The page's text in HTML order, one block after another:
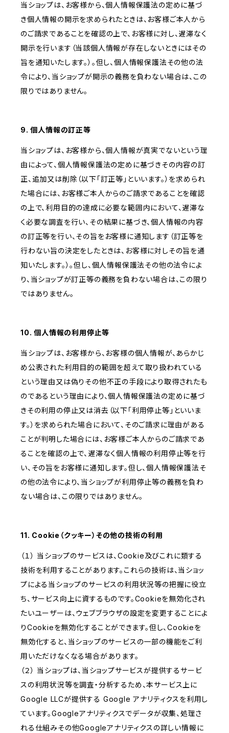
当ショップは、お客様から、個人情報保護法の定めに基づ
き個人情報の開示を求められたときは、お客様ご本人から
のご請求であることを確認の上で、お客様に対し、遅滞なく
開示を行います（当該個人情報が存在しないときにはその
旨を通知いたします。）。但し、個人情報保護法その他の法
令により、当ショップが開示の義務を負わない場合は、この
限りではありません。
9. 個人情報の訂正等
当ショップは、お客様から、個人情報が真実でないという理
由によって、個人情報保護法の定めに基づきその内容の訂
正、追加又は削除（以下「訂正等」といいます。）を求められ
た場合には、お客様ご本人からのご請求であることを確認
の上で、利用目的の達成に必要な範囲内において、遅滞な
く必要な調査を行い、その結果に基づき、個人情報の内容
の訂正等を行い、その旨をお客様に通知します（訂正等を
行わない旨の決定をしたときは、お客様に対しその旨を通
知いたします。）。但し、個人情報保護法その他の法令によ
り、当ショップが訂正等の義務を負わない場合は、この限り
ではありません。
10. 個人情報の利用停止等
当ショップは、お客様から、お客様の個人情報が、あらかじ
め公表された利用目的の範囲を超えて取り扱われている
という理由又は偽りその他不正の手段により取得されたも
のであるという理由により、個人情報保護法の定めに基づ
きその利用の停止又は消去（以下「利用停止等」といいま
す。）を求められた場合において、そのご請求に理由がある
ことが判明した場合には、お客様ご本人からのご請求であ
ることを確認の上で、遅滞なく個人情報の利用停止等を行
い、その旨をお客様に通知します。但し、個人情報保護法そ
の他の法令により、当ショップが利用停止等の義務を負わ
ない場合は、この限りではありません。
11. Cookie（クッキー）その他の技術の利用
（１） 当ショップのサービスは、Cookie及びこれに類する
技術を利用することがあります。これらの技術は、当ショッ
プによる当ショップのサービスの利用状況等の把握に役立
ち、サービス向上に資するものです。Cookieを無効化され
たいユーザーは、ウェブブラウザの設定を変更することによ
りCookieを無効化することができます。但し、Cookieを
無効化すると、当ショップのサービスの一部の機能をご利
用いただけなくなる場合があります。
（２） 当ショップは、当ショップサービスが提供するサービ
スの利用状況等を調査・分析するため、本サービス上に
Google LLCが提供する Google アナリティクスを利用し
ています。Googleアナリティクスでデータが収集、処理さ
れる仕組みその他Googleアナリティクスの詳しい情報に